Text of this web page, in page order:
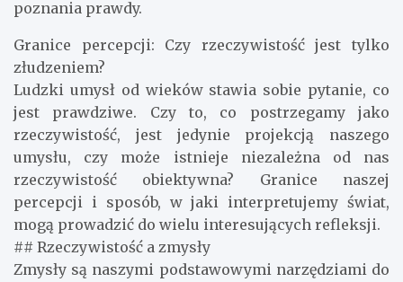
poznania prawdy.
Granice percepcji: Czy rzeczywistość jest tylko
złudzeniem?
Ludzki umysł od wieków stawia sobie pytanie, co
jest prawdziwe. Czy to, co postrzegamy jako
rzeczywistość, jest jedynie projekcją naszego
umysłu, czy może istnieje niezależna od nas
rzeczywistość obiektywna? Granice naszej
percepcji i sposób, w jaki interpretujemy świat,
mogą prowadzić do wielu interesujących refleksji.
## Rzeczywistość a zmysły
Zmysły są naszymi podstawowymi narzędziami do